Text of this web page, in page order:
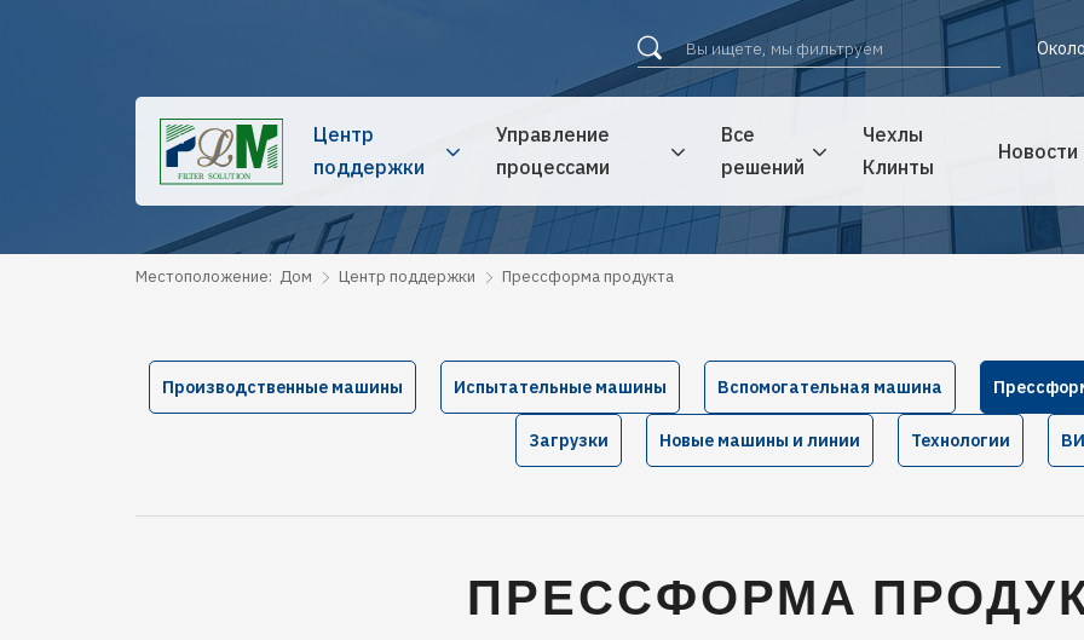
Центр
поддержки
Управление
процессами
Все
решений
Чехлы
Клинты
Новости
Местоположение: Дом Центр поддержки Прессформа продукта
Производственные машины Испытательные машины Вспомогательная машина
Загрузки Новые машины и линии Технологии
ПРЕССФОРМА